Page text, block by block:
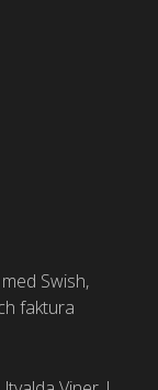
Swish,
faktura